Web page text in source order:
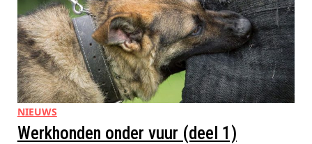
NIEUWS
Werkhonden onder vuur (deel 1)